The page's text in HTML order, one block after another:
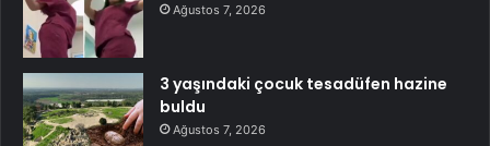
Ağustos 7, 2026
3 yaşındaki çocuk tesadüfen hazine
buldu
Ağustos 7, 2026